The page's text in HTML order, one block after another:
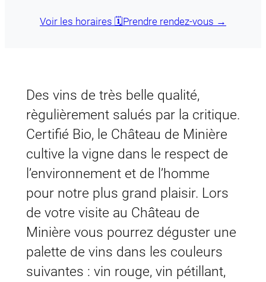
Voir les horaires 🗓️Prendre rendez-vous →
Des vins de très belle qualité,
règulièrement salués par la critique.
Certifié Bio, le Château de Minière
cultive la vigne dans le respect de
l’environnement et de l’homme
pour notre plus grand plaisir. Lors
de votre visite au Château de
Minière vous pourrez déguster une
palette de vins dans les couleurs
suivantes : vin rouge, vin pétillant,